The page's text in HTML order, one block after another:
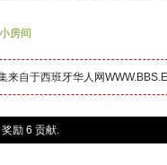
小房间
来自于西班牙华人网
励 6 贡献.